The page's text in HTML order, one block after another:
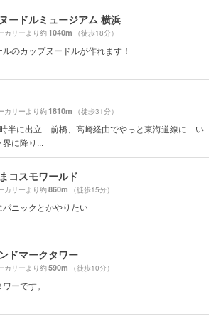
ードルミュージアム 横浜
カリーより約1040m （徒歩18分）
ルのカップヌードルが作れます！
カリーより約1810m （徒歩31分）
半に出立 前橋、高崎経由でやっと東海道線に い
界に降り...
コスモワールド
カリーより約860m （徒歩15分）
パニックとかやりたい
ドマークタワー
カリーより約590m （徒歩10分）
ーです。